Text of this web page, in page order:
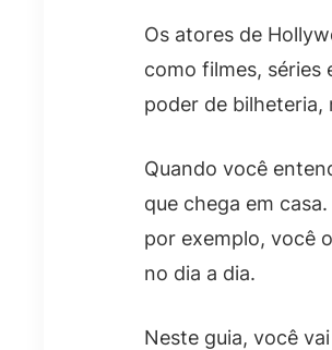
Os atores de
como filmes, séries
poder de bilheteria,
Quando você
que chega em
por exemplo, você
no dia a dia.
Neste guia, você